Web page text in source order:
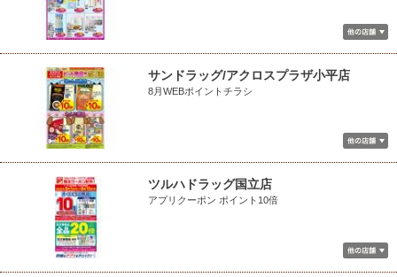
サンドラッグ/アクロスプラザ小平店
8月WEBポイントチラシ
ツルハドラッグ国立店
アプリクーポン ポイント10倍